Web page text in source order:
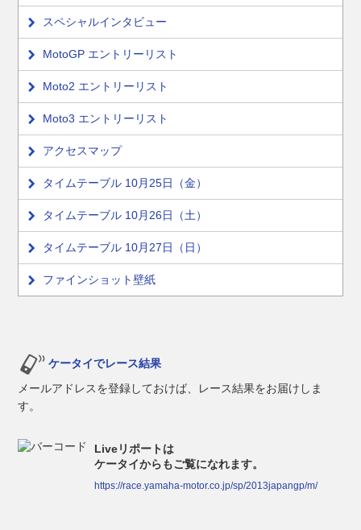
スペシャルインタビュー
MotoGP エントリーリスト
Moto2 エントリーリスト
Moto3 エントリーリスト
アクセスマップ
タイムテーブル 10月25日（金）
タイムテーブル 10月26日（土）
タイムテーブル 10月27日（日）
ファインショット壁紙
ケータイでレース結果
メールアドレスを登録しておけば、レース結果をお届けしま
す。
Liveリポートは
ケータイからもご覧になれます。
https://race.yamaha-motor.co.jp/sp/2013japangp/m/